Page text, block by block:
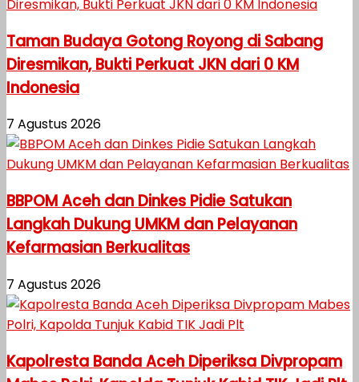
Taman Budaya Gotong Royong di Sabang
Diresmikan, Bukti Perkuat JKN dari 0 KM
Indonesia
7 Agustus 2026
BBPOM Aceh dan Dinkes Pidie Satukan
Langkah Dukung UMKM dan Pelayanan
Kefarmasian Berkualitas
7 Agustus 2026
Kapolresta Banda Aceh Diperiksa Divpropam